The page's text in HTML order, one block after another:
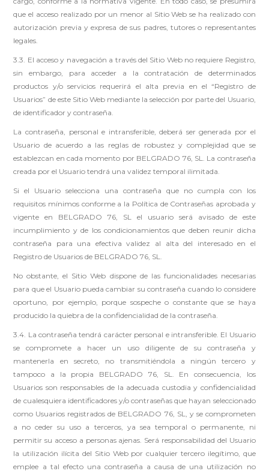
que el acceso realizado por un menor al Sitio Web se ha realizado con
autorización previa y expresa de sus padres, tutores o representantes
legales.
3.3. El acceso y navegación a través del Sitio Web no requiere Registro,
sin embargo, para acceder a la contratación de determinados
productos y/o servicios requerirá el alta previa en el “Registro de
Usuarios” de este Sitio Web mediante la selección por parte del Usuario,
de identificador y contraseña.
La contraseña, personal e intransferible, deberá ser generada por el
Usuario de acuerdo a las reglas de robustez y complejidad que se
establezcan en cada momento por BELGRADO 76, SL. La contraseña
creada por el Usuario tendrá una validez temporal ilimitada.
Si el Usuario selecciona una contraseña que no cumpla con los
requisitos mínimos conforme a la Política de Contraseñas aprobada y
vigente en BELGRADO 76, SL el usuario será avisado de este
incumplimiento y de los condicionamientos que deben reunir dicha
contraseña para una efectiva validez al alta del interesado en el
Registro de Usuarios de BELGRADO 76, SL.
No obstante, el Sitio Web dispone de las funcionalidades necesarias
para que el Usuario pueda cambiar su contraseña cuando lo considere
oportuno, por ejemplo, porque sospeche o constante que se haya
producido la quiebra de la confidencialidad de la contraseña.
3.4. La contraseña tendrá carácter personal e intransferible. El Usuario
se compromete a hacer un uso diligente de su contraseña y
mantenerla en secreto, no transmitiéndola a ningún tercero y
tampoco a la propia BELGRADO 76, SL. En consecuencia, los
Usuarios son responsables de la adecuada custodia y confidencialidad
de cualesquiera identificadores y/o contraseñas que hayan seleccionado
como Usuarios registrados de BELGRADO 76, SL, y se comprometen
a no ceder su uso a terceros, ya sea temporal o permanente, ni
permitir su acceso a personas ajenas. Será responsabilidad del Usuario
la utilización ilícita del Sitio Web por cualquier tercero ilegítimo, que
emplee a tal efecto una contraseña a causa de una utilización no